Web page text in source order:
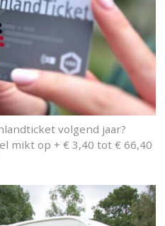
volgend jaar?
mikt op + € 3,40 tot € 66,40